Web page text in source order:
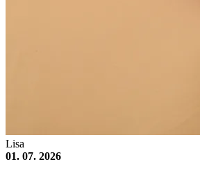
Lisa
01. 07. 2026